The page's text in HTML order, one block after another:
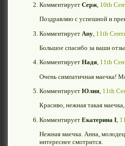
Комментирует Серж, 10th
Поздравляю с успешной и
Комментирует Any 11th
Большое спасибо за ваши
Комментирует Надя, 11th
Очень симпатичная маечка!
Комментирует Юлия 11th
Красиво, нежная такая
Комментирует Екатерина I
Нежная маечка. Анна,
интереснее смотрится.